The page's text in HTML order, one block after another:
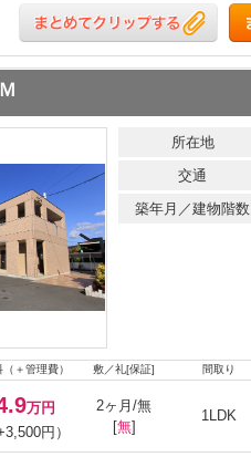
所在地
交通
築年月／建物階数
＋管理費） 敷／礼[保証] 間取り
万円
円）
2ヶ月/無
[無]
1LDK